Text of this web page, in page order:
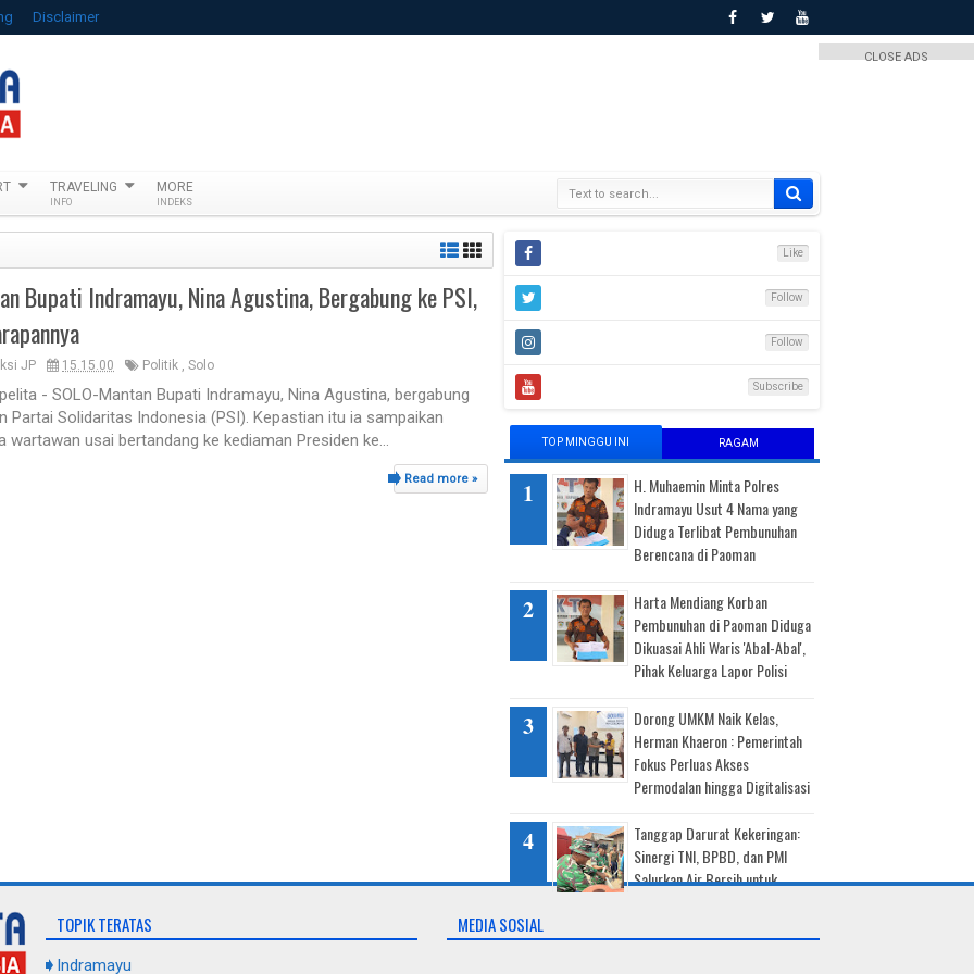
Disclaimer
TRAVELING
INFO
MORE
INDEKS
CLOSE ADS
Bupati Indramayu, Nina Agustina, Bergabung ke PSI,
JP 15.15.00 Politik , Solo
- SOLO-Mantan Bupati Indramayu, Nina Agustina, bergabung
Partai Solidaritas Indonesia (PSI). Kepastian itu ia sampaikan
wartawan usai bertandang ke kediaman Presiden ke...
Read more »
Like
Follow
Follow
Subscribe
TOP MINGGU INI RAGAM
H. Muhaemin Minta Polres
Indramayu Usut 4 Nama yang
Diduga Terlibat Pembunuhan
Berencana di Paoman
Harta Mendiang Korban
Pembunuhan di Paoman Diduga
Dikuasai Ahli Waris 'Abal-Abal',
Pihak Keluarga Lapor Polisi
Dorong UMKM Naik Kelas,
Herman Khaeron : Pemerintah
Fokus Perluas Akses
Permodalan hingga Digitalisasi
Tanggap Darurat Kekeringan:
Sinergi TNI, BPBD, dan PMI
Salurkan Air Bersih untuk
TOPIK TERATAS
Indramayu
MEDIA SOSIAL